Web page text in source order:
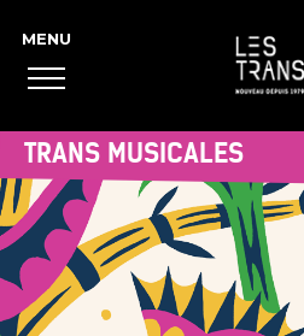
TRANS MUSICALES